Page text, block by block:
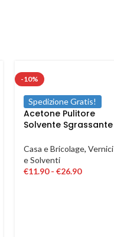
-10%
Spedizione Gratis!
Acetone Pulitore
Solvente Sgrassante
Cera Resina Vernice 1
5 LT
Casa e Bricolage, Vernici
e Solventi
€11.90 - €26.90